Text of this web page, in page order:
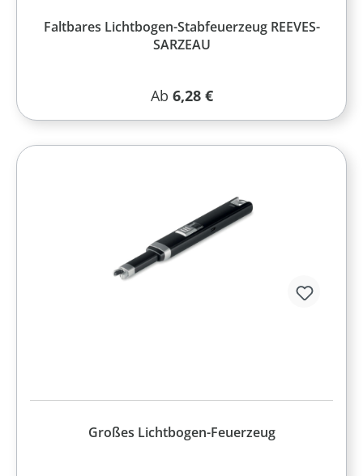
Faltbares Lichtbogen-Stabfeuerzeug REEVES-
SARZEAU
Regulärer Preis:
Ab 6,28 €
Großes Lichtbogen-Feuerzeug